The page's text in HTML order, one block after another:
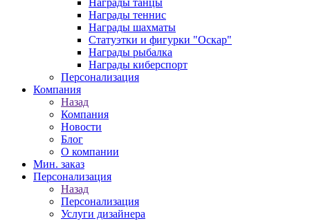
Награды танцы
Награды теннис
Награды шахматы
Статуэтки и фигурки "Оскар"
Награды рыбалка
Награды киберспорт
Персонализация
Компания
Назад
Компания
Новости
Блог
О компании
Мин. заказ
Персонализация
Назад
Персонализация
Услуги дизайнера